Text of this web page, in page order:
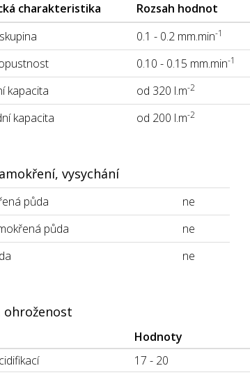
charakteristika
Rozsah hodnot
0.1 - 0.2 mm.min-1
0.10 - 0.15 mm.min-1
kapacita
od 320 l.m-2
kapacita
od 200 l.m-2
vysychání
půda
ne
půda
ne
ne
ohroženost
Hodnoty
17 - 20